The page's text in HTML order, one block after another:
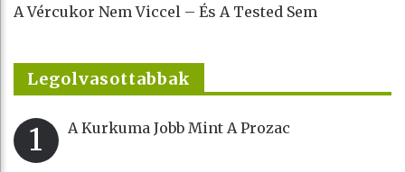
A Vércukor Nem Viccel – És A Tested Sem
Legolvasottabbak
1 A Kurkuma Jobb Mint A Prozac